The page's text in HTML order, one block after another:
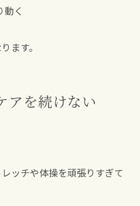
く
ます。
アを続けない
ッチや体操を頑張りすぎて